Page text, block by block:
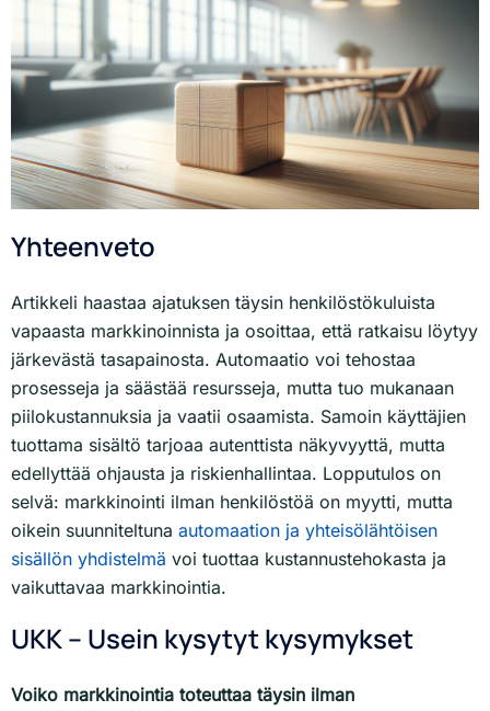
Yhteenveto
Artikkeli haastaa ajatuksen täysin henkilöstökuluista
vapaasta markkinoinnista ja osoittaa, että ratkaisu löytyy
järkevästä tasapainosta. Automaatio voi tehostaa
prosesseja ja säästää resursseja, mutta tuo mukanaan
piilokustannuksia ja vaatii osaamista. Samoin käyttäjien
tuottama sisältö tarjoaa autenttista näkyvyyttä, mutta
edellyttää ohjausta ja riskienhallintaa. Lopputulos on
selvä: markkinointi ilman henkilöstöä on myytti, mutta
oikein suunniteltuna automaation ja yhteisölähtöisen
sisällön yhdistelmä voi tuottaa kustannustehokasta ja
vaikuttavaa markkinointia.
UKK – Usein kysytyt kysymykset
Voiko markkinointia toteuttaa täysin ilman